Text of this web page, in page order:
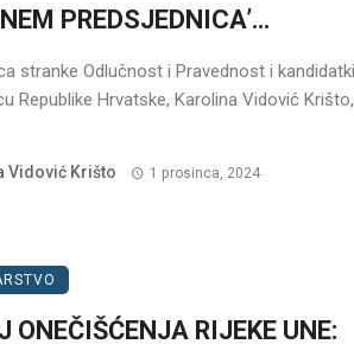
PREDSJEDNICA’…
stranke Odlučnost i Pravednost i
Republike Hrvatske, Karolina Vidović Krišto,
Vidović Krišto 1 prosinca, 2024
ONEČIŠĆENJA RIJEKE UNE: